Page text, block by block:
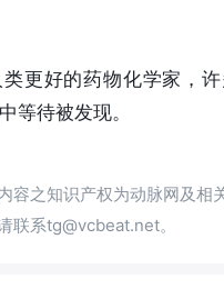
更好的药物化学家，
等待被发现。
容之知识产权为动脉网及相
联系tg@vcbeat.net。